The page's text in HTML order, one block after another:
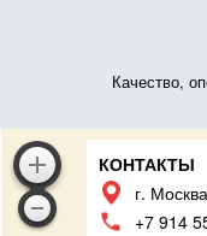
Качество,
КОНТАКТЫ
г.
+7 914